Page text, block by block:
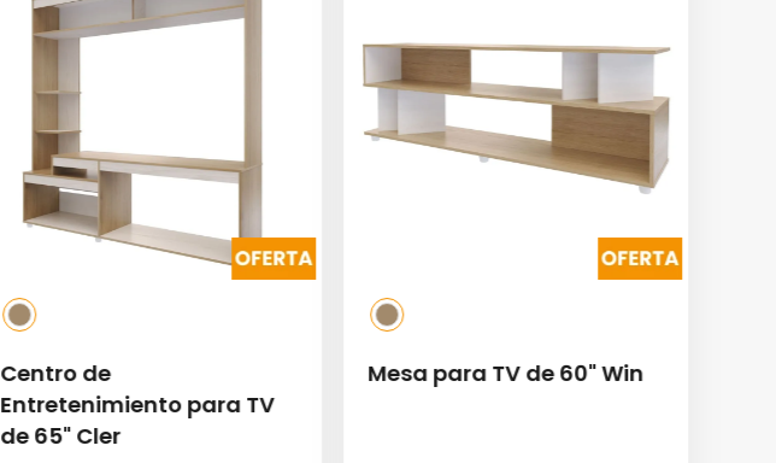
Centro de
Entretenimiento para TV
de 65" Cler
Mesa para TV de 60" Win